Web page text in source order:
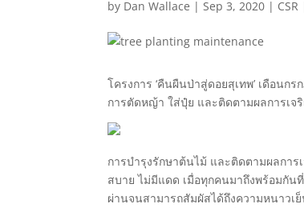
by Dan Wallace |Sep 3, 2020 | CSR
โครงการ ‘คืนผืนป่าสู่ดอยสุเทพ’ เดือน
การตัดหญ้า ใส่ปุ๋ย และติดตามผลการเจ
การบำรุงรักษาต้นไม้ และติดตามผลกา
สบาย ไม่มีแดด เมื่อทุกคนมาถึงพร้อมกัน
ผ่านจนสามารถสัมผัสได้ถึงความหนาวเ